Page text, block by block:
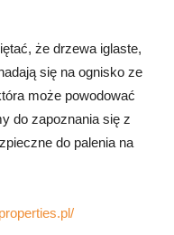
że drzewa iglaste,
się na ognisko ze
może powodować
do zapoznania się z
do palenia na